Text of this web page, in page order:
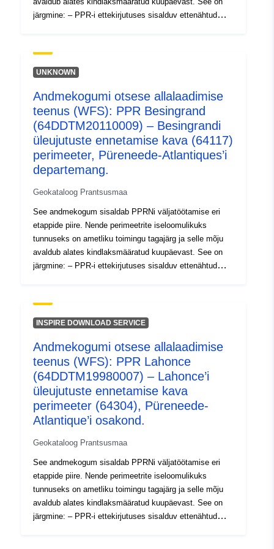
järgmine: – PPR-i ettekirjutuses sisalduv ettenähtud
kohaldamisalale. See heakskiidetud perimeeter on
kasuliku servituudi (PM1 PPRN-id ja PM3 PPRTd); –
PPR-uuringu käigus tuvastatud perimeetrite tabel. See
tabel sisaldab vähemalt ette nähtud kaitsevõimendite
jaoks ettenähtud perimeetriid ning heakskiidetud RPPde
jaoks ette nähtud ja riskikontsentratsiooni perimeetriid.
UNKNOWN
Andmekogumi otsese allalaadimise
teenus (WFS): PPR Besingrand
(64DDTM20110009) – Besingrandi
üleujutuste ennetamise kava (64117)
perimeeter, Püreneede-Atlantiques’i
departemang.
Geokataloog Prantsusmaa
See andmekogum sisaldab PPRNi väljatöötamise eri
etappide piire. Nende perimeetrite iseloomulikuks
tunnuseks on ametliku toimingu tagajärg ja selle mõju
avaldub alates kindlaksmääratud kuupäevast. See on
järgmine: – PPR-i ettekirjutuses sisalduv ettenähtud
kohaldamisalale. See heakskiidetud perimeeter on
kasuliku servituudi (PM1 PPRN-id ja PM3 PPRTd); –
PPR-uuringu käigus tuvastatud perimeetrite tabel. See
tabel sisaldab vähemalt ette nähtud kaitsevõimendite
jaoks ettenähtud perimeetriid ning heakskiidetud RPPde
jaoks ette nähtud ja riskikontsentratsiooni perimeetriid.
INSPIRE DOWNLOAD SERVICE
Andmekogumi otsese allalaadimise
teenus (WFS): PPR Lahonce
(64DDTM19980007) – Lahonce’i
üleujutuste ennetamise kava
perimeeter (64304), Püreneede-
Atlantique’i osakond.
Geokataloog Prantsusmaa
See andmekogum sisaldab PPRNi väljatöötamise eri
etappide piire. Nende perimeetrite iseloomulikuks
tunnuseks on ametliku toimingu tagajärg ja selle mõju
avaldub alates kindlaksmääratud kuupäevast. See on
järgmine: – PPR-i ettekirjutuses sisalduv ettenähtud